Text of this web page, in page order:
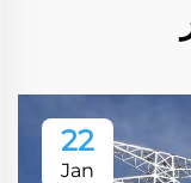
22
Jan